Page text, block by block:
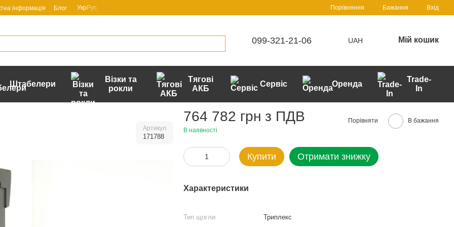
інформація Блог УкрРус Порівняння Бажання Вхід
099-321-21-06 UAH Мій кошик
Штабелери
Візки та
рокли
Тягові
АКБ
Сервіс Оренда
Trade-
In
Артикул
171788
764 782 грн з ПДВ
В наявності
Порівняти В бажання
Купити Отримати знижку
Характеристики
Тип щогли
Триплекс